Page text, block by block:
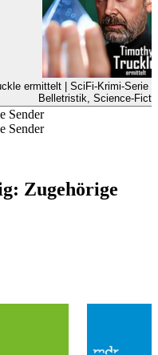
ermittelt | SciFi-Krimi-Serie
Belletristik, Science-
Sender
Sender
Zugehörige